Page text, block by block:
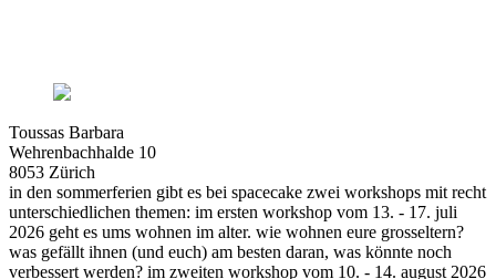
Toussas Barbara
Wehrenbachhalde 10
8053 Zürich
in den sommerferien gibt es bei spacecake zwei workshops mit recht
unterschiedlichen themen: im ersten workshop vom 13. - 17. juli
2026 geht es ums wohnen im alter. wie wohnen eure grosseltern?
was gefällt ihnen (und euch) am besten daran, was könnte noch
verbessert werden? im zweiten workshop vom 10. - 14. august 2026